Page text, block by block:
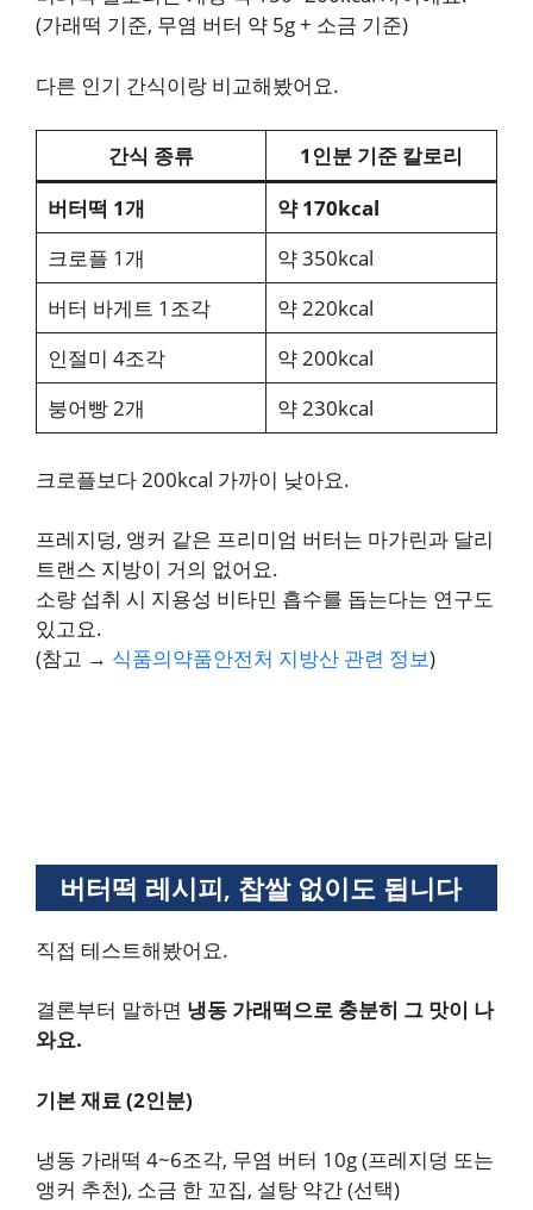
(가래떡 기준, 무염 버터 약 5g + 소금 기준)
다른 인기 간식이랑 비교해봤어요.
간식 종류
1인분 기준 칼로리
버터떡 1개
약 170kcal
크로플 1개
약 350kcal
버터 바게트 1조각
약 220kcal
인절미 4조각
약 200kcal
붕어빵 2개
약 230kcal
크로플보다 200kcal 가까이 낮아요.
프레지덩, 앵커 같은 프리미엄 버터는 마가린과 달리
트랜스 지방이 거의 없어요.
소량 섭취 시 지용성 비타민 흡수를 돕는다는 연구도
있고요.
(참고 → 식품의약품안전처 지방산 관련 정보)
버터떡 레시피, 찹쌀 없이도 됩니다
직접 테스트해봤어요.
결론부터 말하면 냉동 가래떡으로 충분히 그 맛이 나
와요.
기본 재료 (2인분)
냉동 가래떡 4~6조각, 무염 버터 10g (프레지덩 또는
앵커 추천), 소금 한 꼬집, 설탕 약간 (선택)